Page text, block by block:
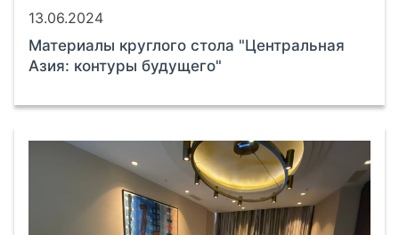
13.06.2024
Материалы круглого стола "Центральная
Азия: контуры будущего"